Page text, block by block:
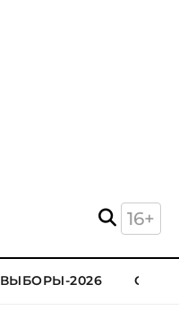
16+
ВЫБОРЫ-2026